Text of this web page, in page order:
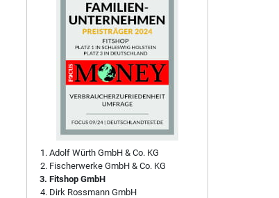
Adolf Würth GmbH & Co. KG
Fischerwerke GmbH & Co. KG
Fitshop GmbH
Dirk Rossmann GmbH